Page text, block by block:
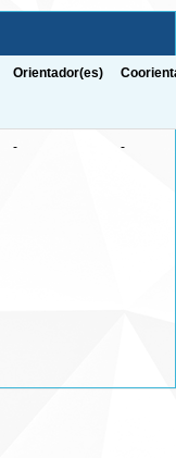
Orientador(es)
- -